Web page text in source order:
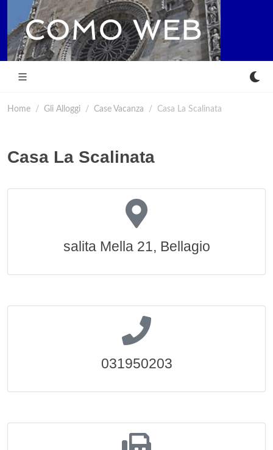
Home Gli Alloggi Case Vacanza Casa La Scalinata
Casa La Scalinata
salita Mella 21, Bellagio
031950203